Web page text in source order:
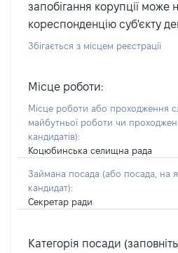
запобігання корупції може
кореспонденцію суб'єкту
Збігається з місцем реєстрації
Місце роботи:
Місце роботи або проходження
майбутньої роботи чи
кандидатів):
Коцюбинська селищна рада
Займана посада (або посада, на
кандидат):
Секретар ради
Категорія посади